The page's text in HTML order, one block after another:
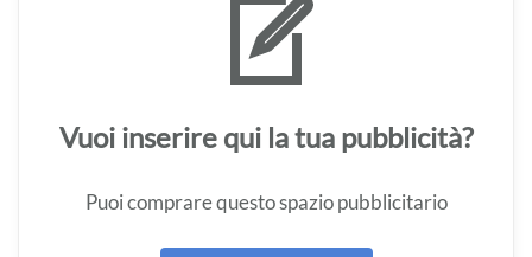
Vuoi inserire qui la tua pubblicità?
Puoi comprare questo spazio pubblicitario